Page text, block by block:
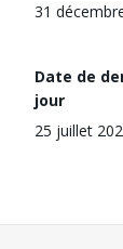
31
Date de
jour
25 juillet